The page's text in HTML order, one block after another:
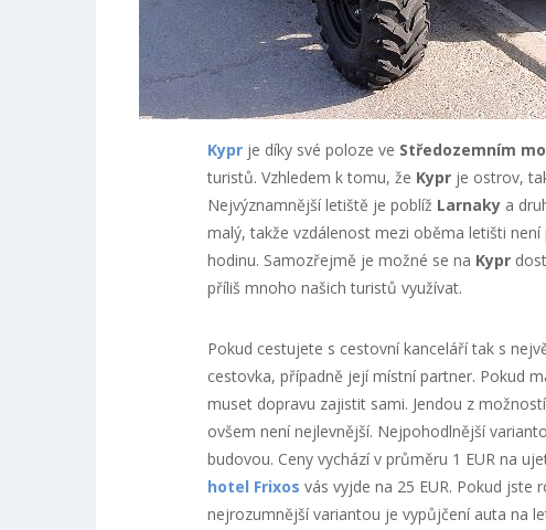
Kyprje díky své poloze ve Středozemním
turistů. Vzhledem k tomu, že Kyprje ostrov,
Nejvýznamnější letiště je poblíž Larnakya
malý, takže vzdálenost mezi oběma letišti
hodinu. Samozřejmě je možné se na Kypr
příliš mnoho našich turistů využívat.
Pokud cestujete s cestovní kanceláří tak s
cestovka, případně její místní partner. Pokud
muset dopravu zajistit sami. Jendou z
ovšem není nejlevnější. Nejpohodlnější
budovou. Ceny vychází v průměru 1 EUR na
hotel Frixos vás vyjde na 25 EUR. Pokud
nejrozumnější variantou je vypůjčení auta na